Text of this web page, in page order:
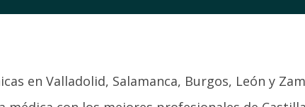
en Valladolid, Salamanca, Burgos, León y